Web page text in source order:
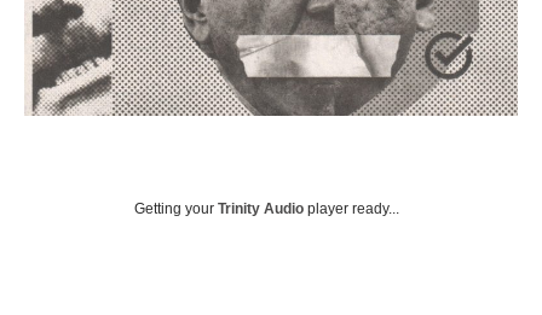
Getting your Trinity Audio player ready...